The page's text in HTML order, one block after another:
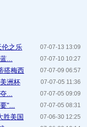
07-07-13 13:09
伦之乐
07-07-10 10:27
...
07-07-09 06:57
搭梅西
07-07-05 11:36
洲杯
07-07-05 09:09
...
07-07-05 08:31
"...
07-06-30 12:25
胜美国